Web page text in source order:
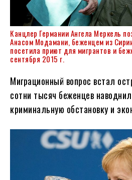
Канцлер Германии Ангела Меркель
Анасом Модамани, беженцем из
посетила приют для мигрантов и
сентября 2015 г.
Миграционный вопрос встал
сотни тысяч беженцев
криминальную обстановку и